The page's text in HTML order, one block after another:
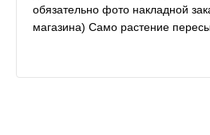
обязательно фото накладной
магазина) Само растение